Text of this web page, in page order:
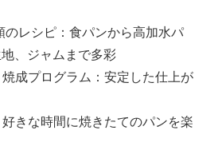
のレシピ：食パンから高加水パ
、ジャムまで多彩
成プログラム：安定した仕上が
きな時間に焼きたてのパンを楽